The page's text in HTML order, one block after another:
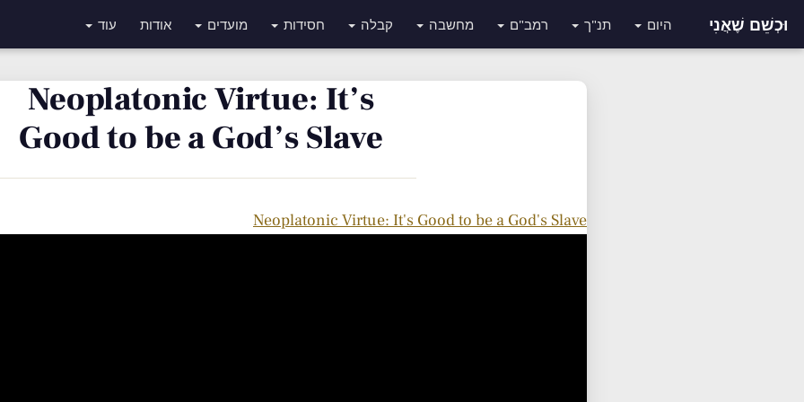
וּכְשֵׁם שֶׁאֲנִי היום תנ"ך רמב"ם מחשבה קבלה חסידות מועדים אודות עוד
Neoplatonic Virtue: It’s
Good to be a God’s Slave
Neoplatonic Virtue: It's Good to be a God's Slave